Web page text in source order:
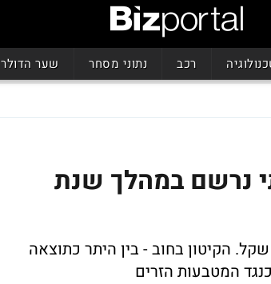
רכב נתוני מסחר שער הדולר
הממשלתי נרשם במהלך שנת
החוב הממשלתי על 538 מיליארד שקל. הקיטון בחוב - בין היתר כתוצאה
המטבעות הזרים